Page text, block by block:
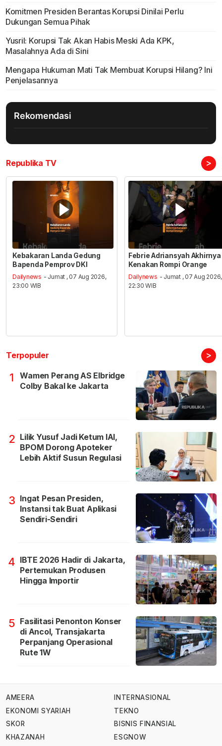
Komitmen Presiden Berantas Korupsi Dinilai Perlu
Dukungan Semua Pihak
Yusril: Korupsi Tak Akan Habis Meski Ada KPK,
Masalahnya Ada di Sini
Mengapa Hukuman Mati Tak Membuat Korupsi Hilang? Ini
Penjelasannya
Rekomendasi
Republika TV >
Kebakaran Landa Gedung
Bapenda Pemprov DKI
Dailynews - Jumat , 07 Aug 2026,
23:00 WIB
Febrie Adriansyah Akhirnya
Kenakan Rompi Orange
Dailynews - Jumat , 07 Aug 2026,
22:30 WIB
Terpopuler >
1
Wamen Perang AS Elbridge
Colby Bakal ke Jakarta
2 Lilik Yusuf Jadi Ketum IAI,
BPOM Dorong Apoteker
Lebih Aktif Susun Regulasi
3 Ingat Pesan Presiden,
Instansi tak Buat Aplikasi
Sendiri-Sendiri
4 IBTE 2026 Hadir di Jakarta,
Pertemukan Produsen
Hingga Importir
5 Fasilitasi Penonton Konser
di Ancol, Transjakarta
Perpanjang Operasional
Rute 1W
AMEERA
EKONOMI SYARIAH
SKOR
KHAZANAH
INTERNASIONAL
TEKNO
BISNIS FINANSIAL
ESGNOW